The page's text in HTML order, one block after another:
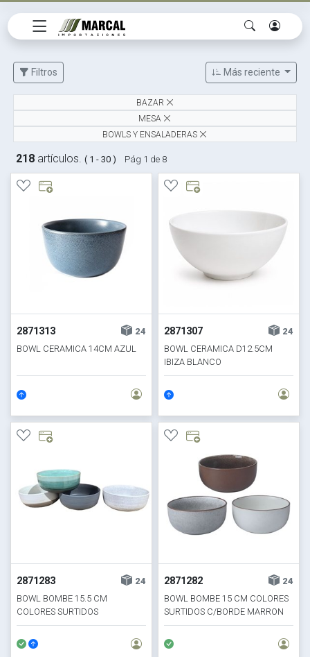
Filtros Más reciente
BAZAR
MESA
BOWLS Y ENSALADERAS
2871313
24
BOWL CERAMICA 14CM AZUL
2871307
24
BOWL CERAMICA D12.5CM
IBIZA BLANCO
2871283
24
BOWL BOMBE 15.5 CM
COLORES SURTIDOS
2871282
24
BOWL BOMBE 15 CM COLORES
SURTIDOS C/BORDE MARRON
218 artículos.( 1 - 30 ) Pág 1 de 8